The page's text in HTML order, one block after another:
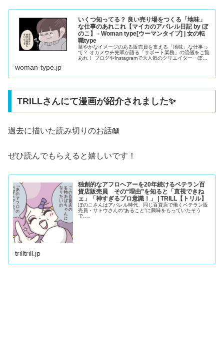
いくつ知ってる？ 良い売り場をつくる「地味」
な仕事のあれこれ【マイカのアパレル日記 by ぼ
のこ】 - Woman type[ウーマンタイプ] | 女の転
職type
華やかなイメージのある販売員を支える「地味」な仕事っ
て？ オカメウチ先輩が語る「サポート業務」の流儀をご覧
あれ！ ブログやInstagramで大人気のクリエイター・ぼの
woman-type.jp
TRILLさんにて漫画が紹介されました✨
過去に描いた読み切りのお話📖
ぜひ読んでもらえると嬉しいです！
独創的なアフロヘアーを20年続けるベテラン百
貨店販売員 その“理由”を知ると「直視できね
ェ」「神すぎるプロ意識！」 | TRILL【トリル】
ぼのこさんはアパレル時代、同じ百貨店で働くベテラン販
売員・サトウさんの“あること”に興味をもっていたそう
で…。
trilltrill.jp